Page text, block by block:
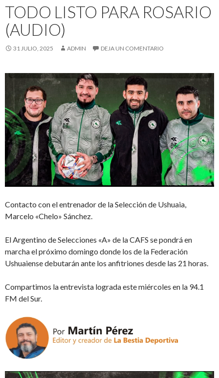
TODO LISTO PARA ROSARIO
(AUDIO)
31 JULIO, 2025 ADMIN DEJA UN COMENTARIO
Contacto con el entrenador de la Selección de Ushuaia,
Marcelo «Chelo» Sánchez.
El Argentino de Selecciones «A» de la CAFS se pondrá en
marcha el próximo domingo donde los de la Federación
Ushuaiense debutarán ante los anfitriones desde las 21 horas.
Compartimos la entrevista lograda este miércoles en la 94.1
FM del Sur.